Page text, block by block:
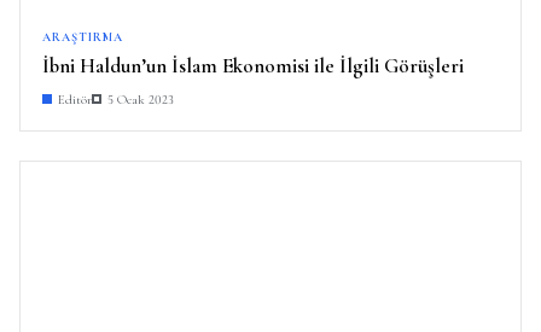
ARAŞTIRMA
İbni Haldun’un İslam Ekonomisi ile İlgili Görüşleri
Editör 5 Ocak 2023